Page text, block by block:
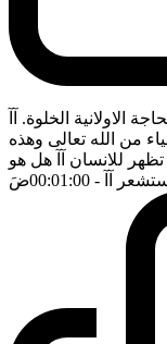
الاولانية الخلوة. آآ
من الله تعالى وهذه
تظهر للانسان آآ هل هو
آآ - 00:01:00 ضَ